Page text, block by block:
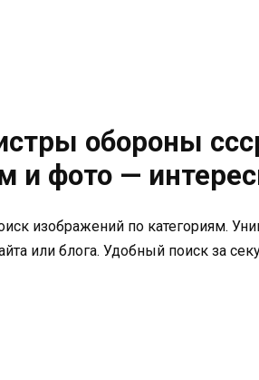
обороны
и фото —
изображений по категориям.
или блога. Удобный поиск за